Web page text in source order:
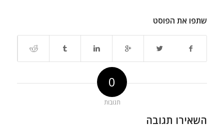
שתפו את הפוסט
0
תגובות
השאירו תגובה